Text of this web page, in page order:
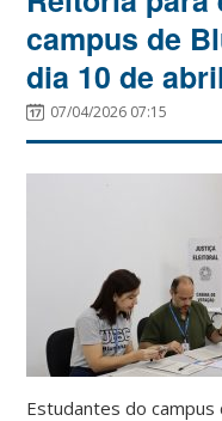
campus de
dia 10 de
07/04/2026 07:15
Estudantes do campus